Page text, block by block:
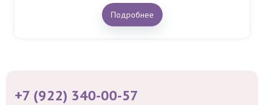
Подробнее
+7 (922) 340-00-57